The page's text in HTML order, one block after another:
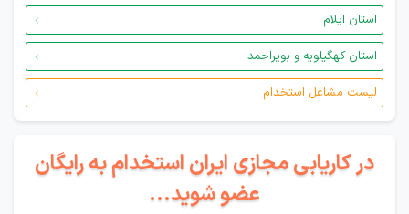
استان ایلام
استان کهگیلویه و بویراحمد
لیست مشاغل استخدام
در کاریابی مجازی ایران استخدام به رایگان
عضو شوید...